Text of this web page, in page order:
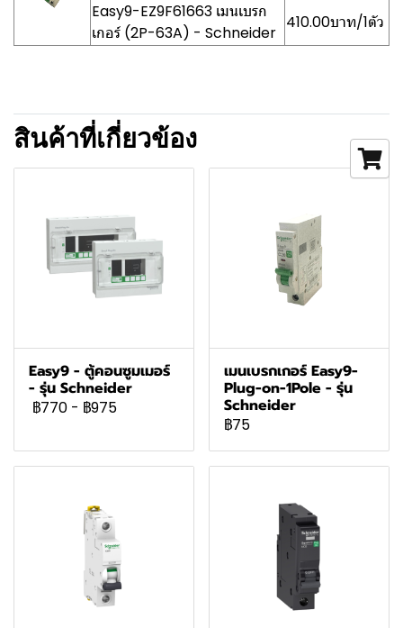
Easy9-EZ9F61663 เมนเบรก
เกอร์ (2P-63A) - Schneider
410.00บาท/1ตัว
สินค้าที่เกี่ยวข้อง
Easy9 - ตู้คอนซูมเมอร์
- รุ่น Schneider
฿770 - ฿975
เมนเบรกเกอร์ Easy9-
Plug-on-1Pole - รุ่น
Schneider
฿75